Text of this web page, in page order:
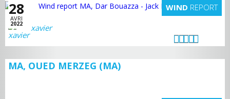
28
AVRI
2022
WIND REPORT
xavier
MA, OUED MERZEG (MA)